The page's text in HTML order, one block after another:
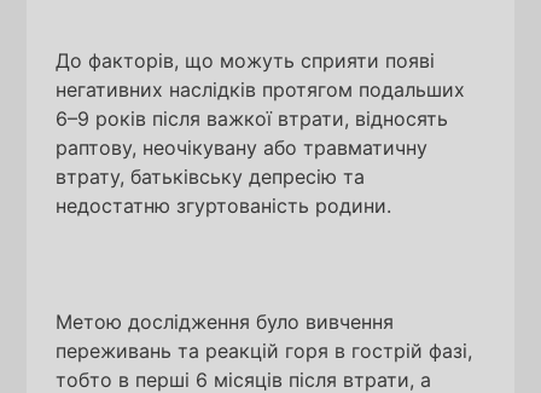
До факторів, що можуть сприяти появі
негативних наслідків протягом подальших
6–9 років після важкої втрати, відносять
раптову, неочікувану або травматичну
втрату, батьківську депресію та
недостатню згуртованість родини.
Метою дослідження було вивчення
переживань та реакцій горя в гострій фазі,
тобто в перші 6 місяців після втрати, а